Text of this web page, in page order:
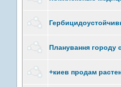
Планування городу
+киев продам